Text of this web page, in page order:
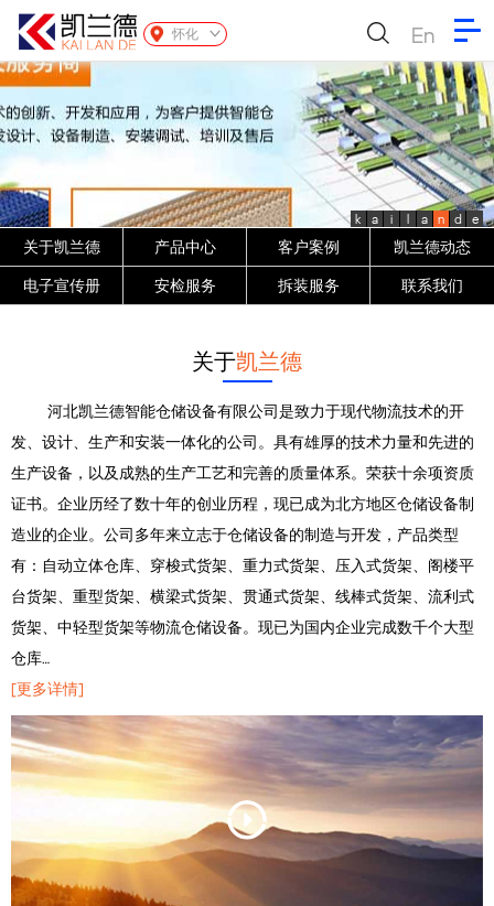
怀化 En
k a i l a n d e
关于凯兰德 产品中心 客户案例 凯兰德动态
电子宣传册 安检服务 拆装服务 联系我们
关于凯兰德
河北凯兰德智能仓储设备有限公司是致力于现代物流技术的开
发、设计、生产和安装一体化的公司。具有雄厚的技术力量和先进的
生产设备，以及成熟的生产工艺和完善的质量体系。荣获十余项资质
证书。企业历经了数十年的创业历程，现已成为北方地区仓储设备制
造业的企业。公司多年来立志于仓储设备的制造与开发，产品类型
有：自动立体仓库、穿梭式货架、重力式货架、压入式货架、阁楼平
台货架、重型货架、横梁式货架、贯通式货架、线棒式货架、流利式
货架、中轻型货架等物流仓储设备。现已为国内企业完成数千个大型
仓库…
[更多详情]